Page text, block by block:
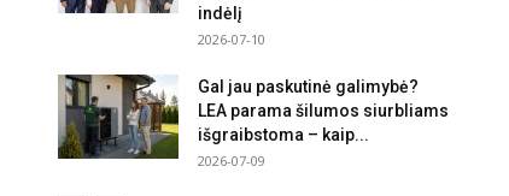
indėlį
2026-07-10
Gal jau paskutinė galimybė?
LEA parama šilumos siurbliams
išgraibstoma – kaip...
2026-07-09